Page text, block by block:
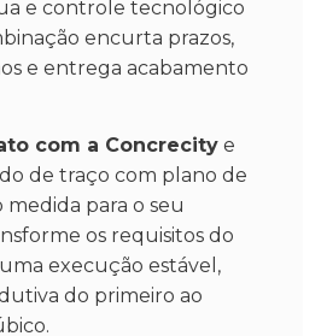
e controle tecnológico
encurta prazos,
e entrega acabamento
com a Concrecity e
de traço com plano de
medida para o seu
os requisitos do
execução estável,
do primeiro ao